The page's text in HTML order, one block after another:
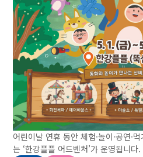
어린이날 연휴 동안 체험·놀이·공연·
는 ‘한강플플 어드벤처’가 운영됩니다.